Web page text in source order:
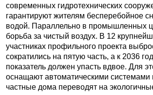
современных гидротехнических
гарантируют жителям бесперебойное
водой. Параллельно в промышленных
борьба за чистый воздух. В 12
участниках профильного проекта
сократились на пятую часть, а к 2036
показатель должен упасть вдвое. Для
оснащают автоматическими системами
частные дома переводят на